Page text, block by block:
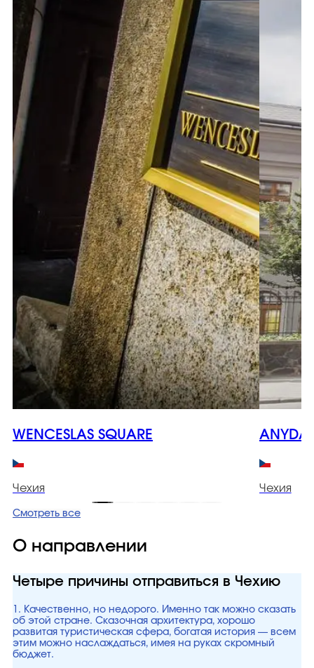
WENCESLAS SQUARE
Чехия Чехия
Смотреть все
О направлении
Четыре причины отправиться в Чехию
1. Качественно, но недорого. Именно так можно сказать
об этой стране. Сказочная архитектура, хорошо
развитая туристическая сфера, богатая история — всем
этим можно наслаждаться, имея на руках скромный
бюджет.